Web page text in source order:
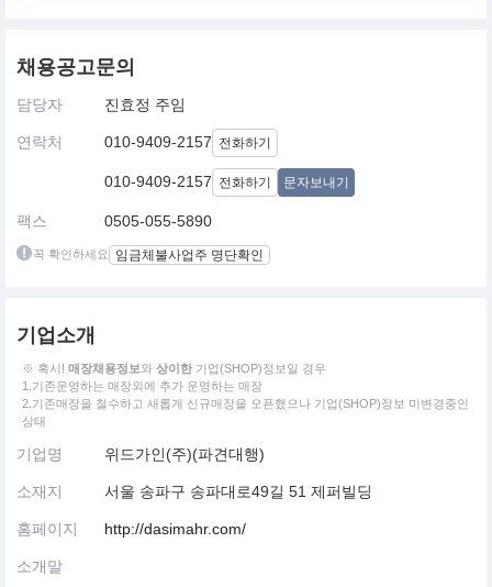
채용공고문의
담당자 진효정 주임
연락처 010-9409-2157 전화하기
010-9409-2157 전화하기 문자보내기
팩스 0505-055-5890
꼭 확인하세요 임금체불사업주 명단확인
기업소개
※ 혹시! 매장채용정보와 상이한 기업(SHOP)정보일 경우
1.기존운영하는 매장외에 추가 운영하는 매장
2.기존매장을 철수하고 새롭게 신규매장을 오픈했으나 기업(SHOP)정보 미변경중인
상태
기업명 위드가인(주)(파견대행)
소재지 서울 송파구 송파대로49길 51 제퍼빌딩
홈페이지 http://dasimahr.com/
소개말